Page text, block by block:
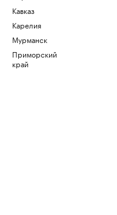
Кавказ
Карелия
Мурманск
Приморский
край